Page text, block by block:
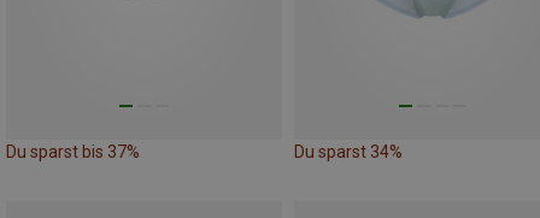
Du sparst bis 37% Du sparst 34%